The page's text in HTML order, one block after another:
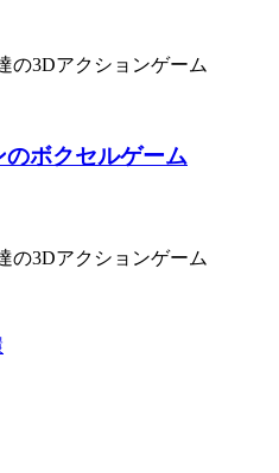
の3Dアクションゲーム
ボクセルゲーム
の3Dアクションゲーム